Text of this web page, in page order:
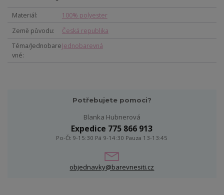
Materiál
100% polyester
Země původu
Česká republika
Téma/Jednobare
vné
Jednobarevná
Potřebujete pomoci?
Blanka Hubnerová
Expedice 775 866 913
Po-Čt 9-15:30 Pá 9-14:30 Pauza 13-13:45
objednavky@barevnesiti.cz